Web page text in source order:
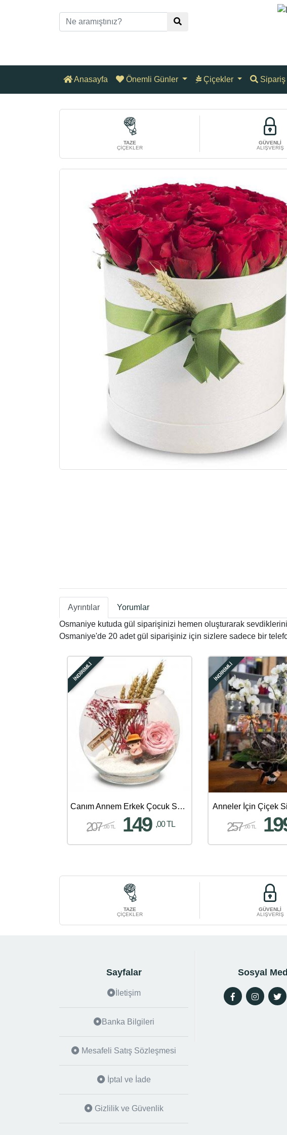
Anasayfa Önemli Günler Çiçekler Sipariş
TAZE
ÇİÇEKLER
GÜVENLİ
ALIŞVERİŞ
Ayrıntılar
Yorumlar
Osmaniye kutuda gül siparişinizi hemen oluşturarak
Osmaniye'de 20 adet gül siparişiniz için sizlere sadece bir
İNDİRİMLİ
Canım Annem Erkek Çocuk Solmayan Gül
207 ,00 TL 149 ,00 TL
İNDİRİMLİ
Anneler İçin Çiçek
257 ,00 TL
TAZE
ÇİÇEKLER
GÜVENLİ
ALIŞVERİŞ
Sayfalar
İletişim
Banka Bilgileri
Mesafeli Satış Sözleşmesi
İptal ve İade
Gizlilik ve Güvenlik
Sosyal